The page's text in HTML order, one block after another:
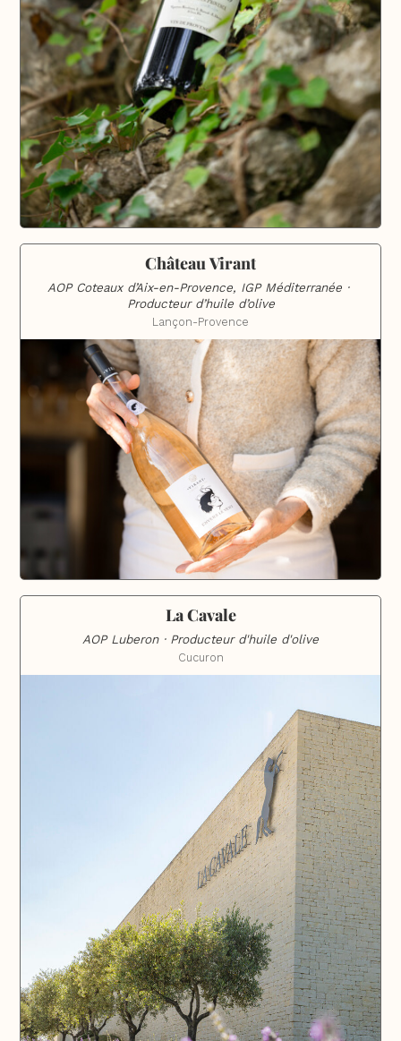
Château Virant
AOP Coteaux d’Aix-en-Provence, IGP Méditerranée ·
Producteur d’huile d’olive
Lançon-Provence
La Cavale
AOP Luberon · Producteur d'huile d'olive
Cucuron